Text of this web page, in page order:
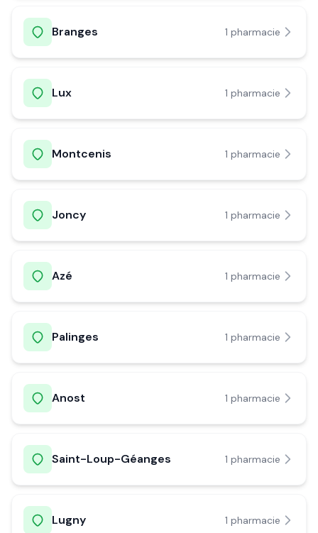
Branges 1 pharmacie
Lux 1 pharmacie
Montcenis 1 pharmacie
Joncy 1 pharmacie
Azé 1 pharmacie
Palinges 1 pharmacie
Anost 1 pharmacie
Saint-Loup-Géanges 1 pharmacie
Lugny 1 pharmacie